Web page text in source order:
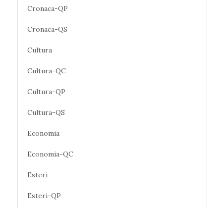
Cronaca-QP
Cronaca-QS
Cultura
Cultura-QC
Cultura-QP
Cultura-QS
Economia
Economia-QC
Esteri
Esteri-QP